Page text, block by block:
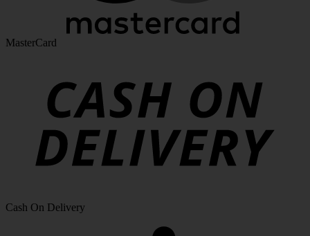
MasterCard
Cash On Delivery